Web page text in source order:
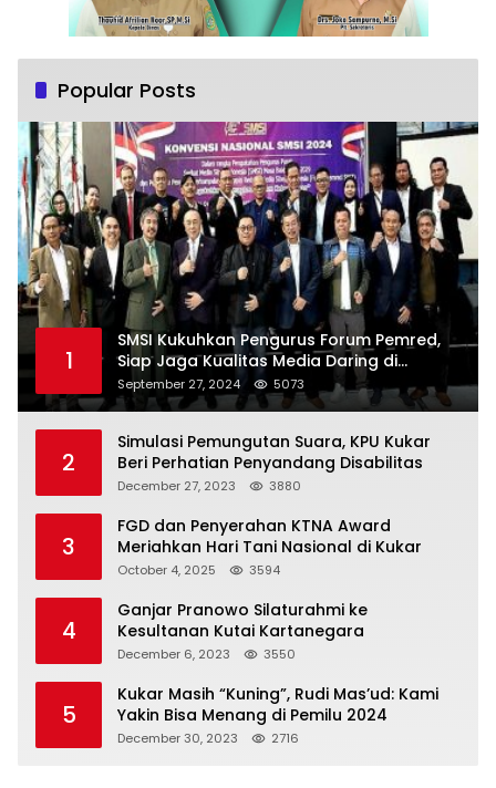
Popular Posts
1
SMSI Kukuhkan Pengurus Forum Pemred,
Siap Jaga Kualitas Media Daring di
Indonesia
September 27, 2024 5073
2
Simulasi Pemungutan Suara, KPU Kukar
Beri Perhatian Penyandang Disabilitas
December 27, 2023 3880
3
FGD dan Penyerahan KTNA Award
Meriahkan Hari Tani Nasional di Kukar
October 4, 2025 3594
4
Ganjar Pranowo Silaturahmi ke
Kesultanan Kutai Kartanegara
December 6, 2023 3550
5
Kukar Masih “Kuning”, Rudi Mas’ud: Kami
Yakin Bisa Menang di Pemilu 2024
December 30, 2023 2716